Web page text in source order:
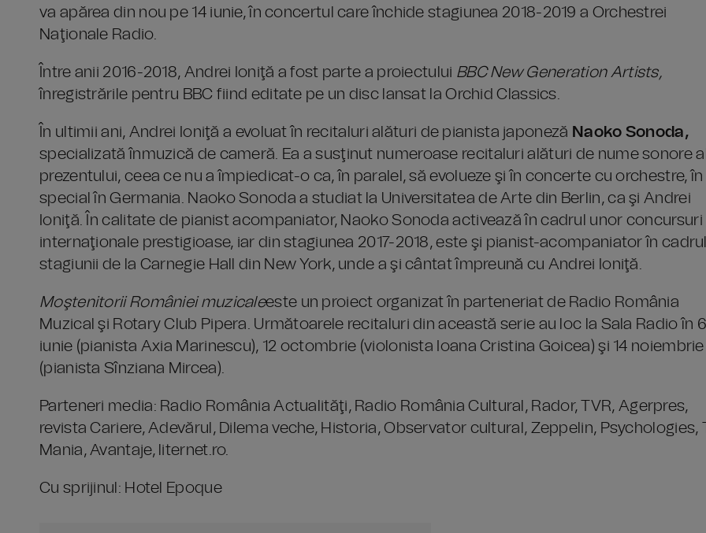
va apărea din nou pe 14 iunie, în concertul care închide stagiunea 2018-2019 a Orchestrei
Naţionale Radio.
Între anii 2016-2018, Andrei Ioniţă a fost parte a proiectului BBC New Generation Artists,
înregistrările pentru BBC fiind editate pe un disc lansat la Orchid Classics.
În ultimii ani, Andrei Ioniţă a evoluat în recitaluri alături de pianista japoneză Naoko Sonoda,
specializată înmuzică de cameră. Ea a susţinut numeroase recitaluri alături de nume sonore
prezentului, ceea ce nu a împiedicat-o ca, în paralel, să evolueze şi în concerte cu orchestre, în
special în Germania. Naoko Sonoda a studiat la Universitatea de Arte din Berlin, ca şi Andrei
Ioniţă. În calitate de pianist acompaniator, Naoko Sonoda activează în cadrul unor concursuri
internaţionale prestigioase, iar din stagiunea 2017-2018, este şi pianist-acompaniator în cadrul
stagiunii de la Carnegie Hall din New York, unde a şi cântat împreună cu Andrei Ioniţă.
Moştenitorii României muzicaleeste un proiect organizat în parteneriat de Radio România
Muzical şi Rotary Club Pipera. Următoarele recitaluri din această serie au loc la Sala Radio în 6
iunie (pianista Axia Marinescu), 12 octombrie (violonista Ioana Cristina Goicea) şi 14 noiembrie
(pianista Sînziana Mircea).
Parteneri media: Radio România Actualităţi, Radio România Cultural, Rador, TVR, Agerpres,
revista Cariere, Adevărul, Dilema veche, Historia, Observator cultural, Zeppelin, Psychologies,
Mania, Avantaje, liternet.ro.
Cu sprijinul: Hotel Epoque